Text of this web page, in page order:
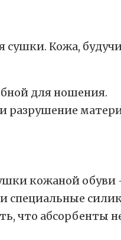
сушки. Кожа,
для ношения.
разрушение
кожаной
специальные
что абсорбенты